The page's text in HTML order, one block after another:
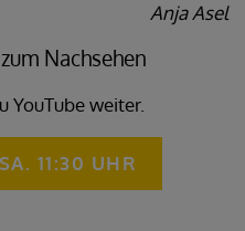
Anja Asel
Nachsehen
YouTube weiter.
SA. 11:30 UHR